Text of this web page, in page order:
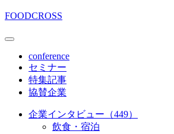
FOODCROSS
conference
セミナー
特集記事
協賛企業
企業インタビュー（449）
飲食・宿泊